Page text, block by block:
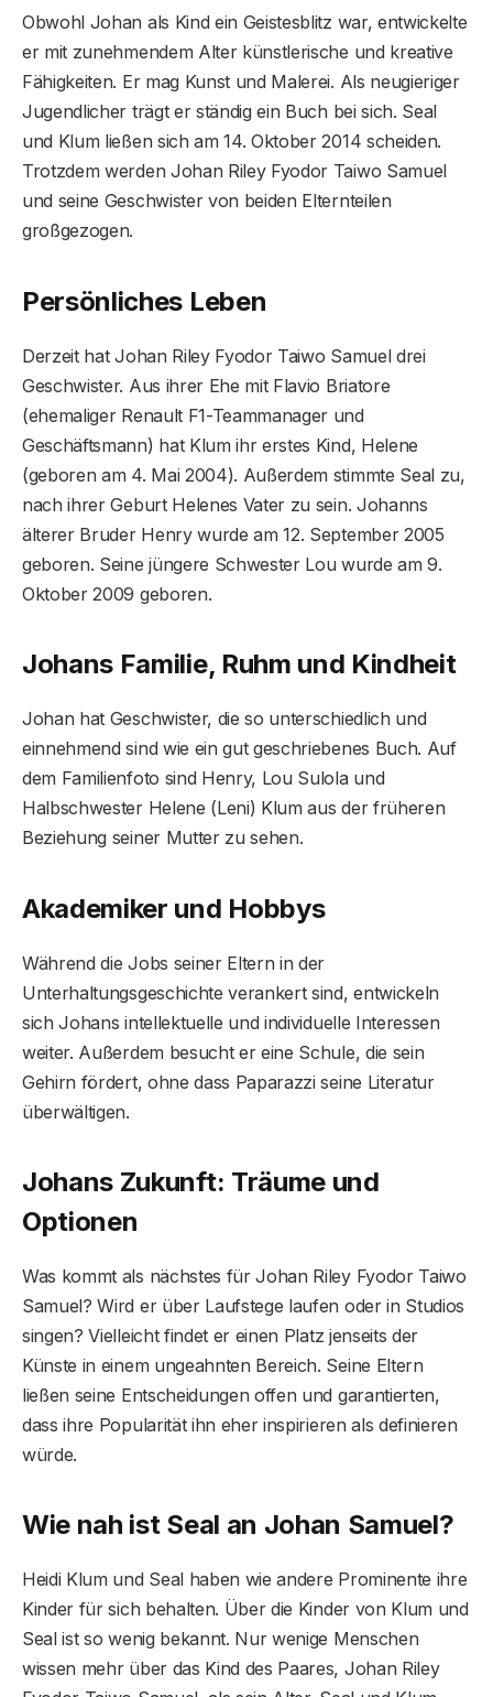
Obwohl Johan als Kind ein Geistesblitz war, entwickelte
er mit zunehmendem Alter künstlerische und kreative
Fähigkeiten. Er mag Kunst und Malerei. Als neugieriger
Jugendlicher trägt er ständig ein Buch bei sich. Seal
und Klum ließen sich am 14. Oktober 2014 scheiden.
Trotzdem werden Johan Riley Fyodor Taiwo Samuel
und seine Geschwister von beiden Elternteilen
großgezogen.
Persönliches Leben
Derzeit hat Johan Riley Fyodor Taiwo Samuel drei
Geschwister. Aus ihrer Ehe mit Flavio Briatore
(ehemaliger Renault F1-Teammanager und
Geschäftsmann) hat Klum ihr erstes Kind, Helene
(geboren am 4. Mai 2004). Außerdem stimmte Seal zu,
nach ihrer Geburt Helenes Vater zu sein. Johanns
älterer Bruder Henry wurde am 12. September 2005
geboren. Seine jüngere Schwester Lou wurde am 9.
Oktober 2009 geboren.
Johans Familie, Ruhm und Kindheit
Johan hat Geschwister, die so unterschiedlich und
einnehmend sind wie ein gut geschriebenes Buch. Auf
dem Familienfoto sind Henry, Lou Sulola und
Halbschwester Helene (Leni) Klum aus der früheren
Beziehung seiner Mutter zu sehen.
Akademiker und Hobbys
Während die Jobs seiner Eltern in der
Unterhaltungsgeschichte verankert sind, entwickeln
sich Johans intellektuelle und individuelle Interessen
weiter. Außerdem besucht er eine Schule, die sein
Gehirn fördert, ohne dass Paparazzi seine Literatur
überwältigen.
Johans Zukunft: Träume und
Optionen
Was kommt als nächstes für Johan Riley Fyodor Taiwo
Samuel? Wird er über Laufstege laufen oder in Studios
singen? Vielleicht findet er einen Platz jenseits der
Künste in einem ungeahnten Bereich. Seine Eltern
ließen seine Entscheidungen offen und garantierten,
dass ihre Popularität ihn eher inspirieren als definieren
würde.
Wie nah ist Seal an Johan Samuel?
Heidi Klum und Seal haben wie andere Prominente ihre
Kinder für sich behalten. Über die Kinder von Klum und
Seal ist so wenig bekannt. Nur wenige Menschen
wissen mehr über das Kind des Paares, Johan Riley